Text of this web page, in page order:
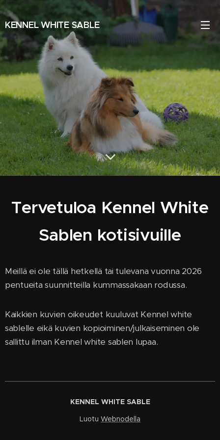
KENNEL WHITE SABLE
Tervetuloa Kennel White
Sablen kotisivuille
Meillä ei ole tällä hetkellä tai tulevana vuonna 2026
pentueita suunnitteilla kummassakaan rodussa.
Kaikkien kuvien oikeudet kuuluvat Kennel white
sablelle eikä kuvien kopioiminen/julkaiseminen ole
sallittu ilman Kennel white sablen lupaa.
KENNEL WHITE SABLE
Luotu Webnodella